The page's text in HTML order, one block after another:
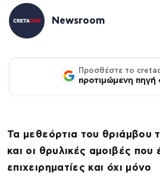
Newsroom
Προσθέστε το
προτιμώμενη πηγή
Τα μεθεόρτια του θριάμβου
και οι θρυλικές αμοιβές
επιχειρηματίες και όχι μόνο